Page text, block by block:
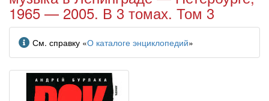
1965 — 2005. В 3 томах. Том 3
Информация
См. справку «О каталоге энциклопедий»